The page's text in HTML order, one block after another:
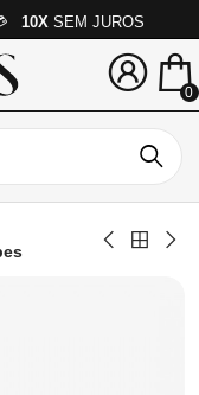
10X SEM JUROS
0